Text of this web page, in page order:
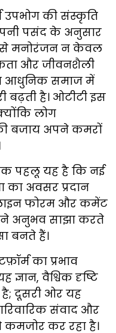
उपभोग की संस्कृति
पसंद के अनुसार
मनोरंजन न केवल
और जीवनशैली
आधुनिक समाज में
बढ़ती है। ओटीटी इस
लोग
बजाय अपने कमरों
पहलू यह है कि नई
का अवसर प्रदान
फोरम और कमेंट
अनुभव साझा करते
बनते हैं।
का प्रभाव
ज्ञान, वैश्विक दृष्टि
है; दूसरी ओर यह
संवाद और
कमजोर कर रहा है।